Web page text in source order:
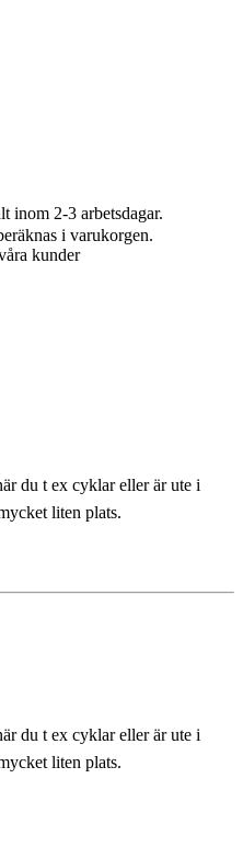
inom 2-3 arbetsdagar.
i varukorgen.
kunder
du t ex cyklar eller är ute i
liten plats.
du t ex cyklar eller är ute i
liten plats.